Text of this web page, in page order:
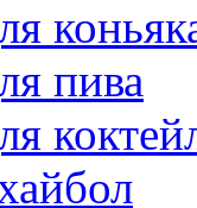
пива